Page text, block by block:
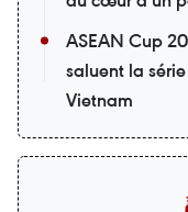
ASEAN Cup
saluent la
Vietnam